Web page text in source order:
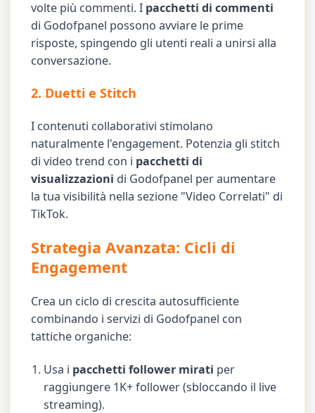
volte più commenti. I pacchetti di commenti
di Godofpanel possono avviare le prime
risposte, spingendo gli utenti reali a unirsi alla
conversazione.
2. Duetti e Stitch
I contenuti collaborativi stimolano
naturalmente l'engagement. Potenzia gli stitch
di video trend con i pacchetti di
visualizzazioni di Godofpanel per aumentare
la tua visibilità nella sezione "Video Correlati" di
TikTok.
Strategia Avanzata: Cicli di
Engagement
Crea un ciclo di crescita autosufficiente
combinando i servizi di Godofpanel con
tattiche organiche:
Usa i pacchetti follower mirati per
raggiungere 1K+ follower (sbloccando il live
streaming).